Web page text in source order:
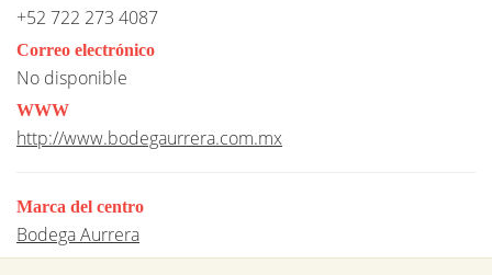
+52 722 273 4087
Correo electrónico
No disponible
WWW
http://www.bodegaurrera.com.mx
Marca del centro
Bodega Aurrera